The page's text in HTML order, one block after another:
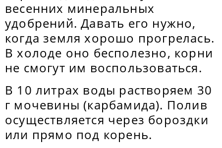
весенних минеральных
удобрений. Давать его нужно,
когда земля хорошо прогрелась.
В холоде оно бесполезно, корни
не смогут им воспользоваться.
В 10 литрах воды растворяем 30
г мочевины (карбамида). Полив
осуществляется через бороздки
или прямо под корень.